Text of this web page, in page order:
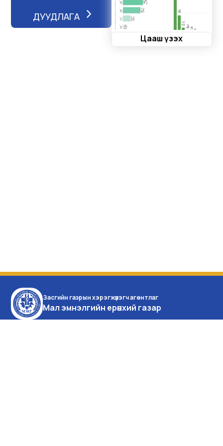
ҮХРИЙН МЯЛЗАН ӨВЧӨӨС УРЬДЧИЛАН СЭРГИЙЛЭХ, ТЭМЦЭХ
ДУУДЛАГА
Цааш үзэх
Засгийн газрын хэрэгжүүлэгч агентлаг
Мал эмнэлгийн ерөнхий газар